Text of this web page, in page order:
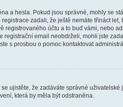
a hesla. Pokud jsou správné, mohly se
zadali, že ještě nemáte třináct
účtu a to buď vámi, nebo
email neobdrželi, mohli jste
s prosbou o pomoc kontaktovat
ujistěte, že zadáváte správné
která by měla být odstraněna.